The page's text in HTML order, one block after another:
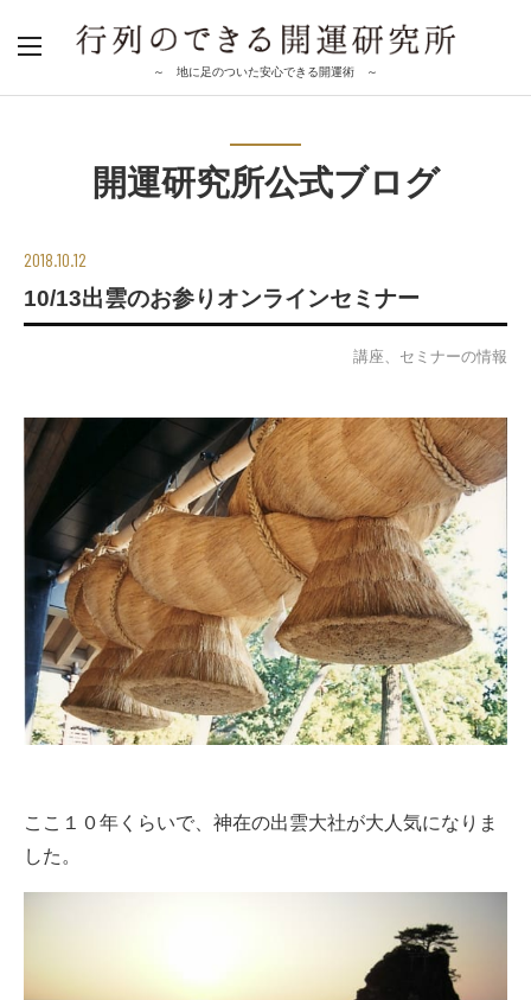
～ 地に足のついた安心できる開運術 ～
開運研究所公式ブログ
2018.10.12
10/13出雲のお参りオンラインセミナー
講座、セミナーの情報
ここ１０年くらいで、神在の出雲大社が大人気になりま
した。